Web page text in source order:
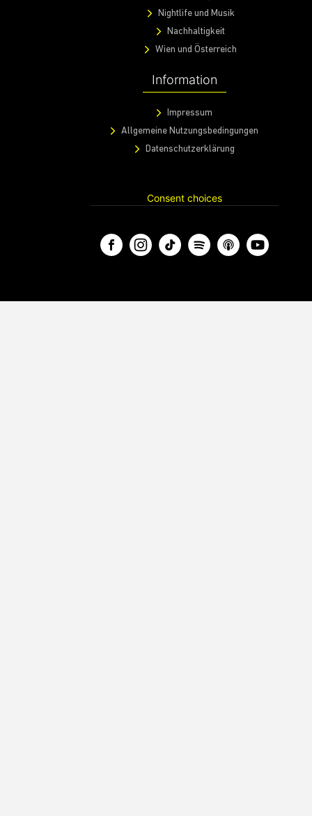
Nightlife und Musik
Nachhaltigkeit
Wien und Österreich
Information
Impressum
Allgemeine Nutzungsbedingungen
Datenschutzerklärung
Consent choices